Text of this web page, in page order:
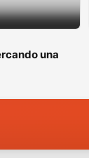
una